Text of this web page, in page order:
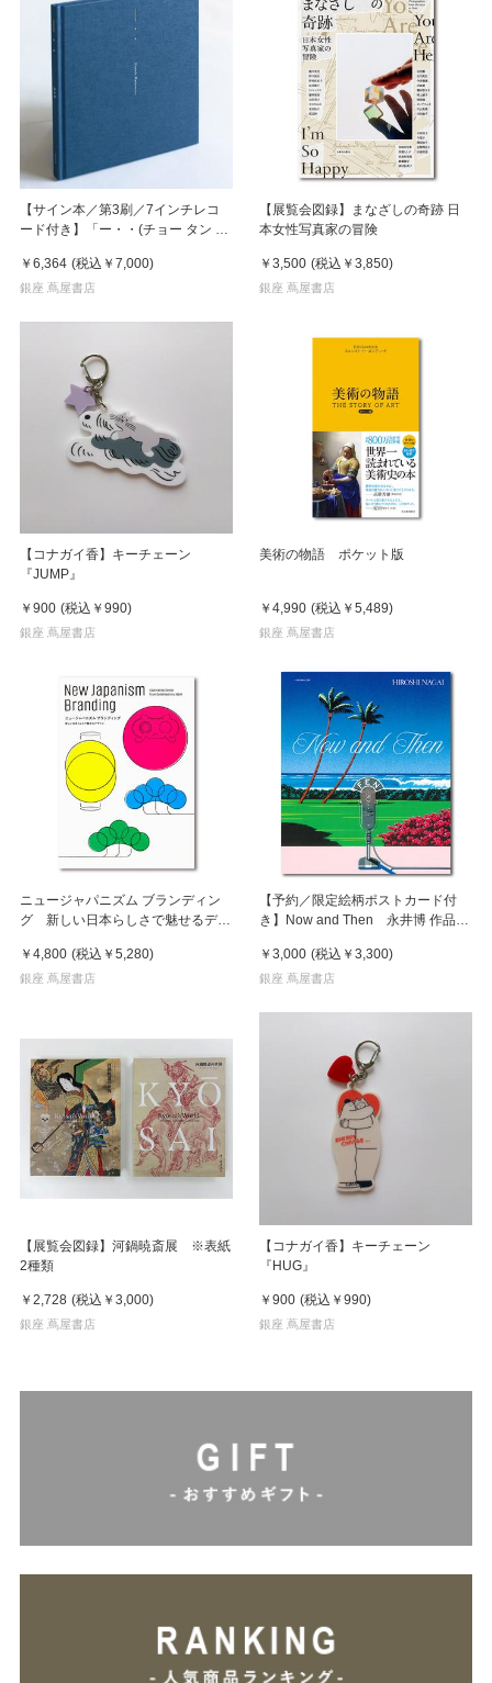
【サイン本／第3刷／7インチレコ
ード付き】「ー・・(チョー タン タ
￥6,364 (税込 ￥7,000)
銀座 蔦屋書店
【展覧会図録】まなざしの奇跡 日
本女性写真家の冒険
￥3,500 (税込 ￥3,850)
銀座 蔦屋書店
【コナガイ香】キーチェーン
『JUMP』
￥900 (税込 ￥990)
銀座 蔦屋書店
美術の物語 ポケット版
￥4,990 (税込 ￥5,489)
銀座 蔦屋書店
ニュージャパニズム ブランディン
グ 新しい日本らしさで魅せるデザ
￥4,800 (税込 ￥5,280)
銀座 蔦屋書店
【予約／限定絵柄ポストカード付
き】Now and Then 永井博 作品
￥3,000 (税込 ￥3,300)
銀座 蔦屋書店
【展覧会図録】河鍋暁斎展 ※表紙
2種類
￥2,728 (税込 ￥3,000)
銀座 蔦屋書店
【コナガイ香】キーチェーン
『HUG』
￥900 (税込 ￥990)
銀座 蔦屋書店